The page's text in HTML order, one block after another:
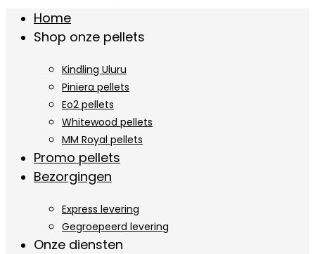
Home
Shop onze pellets
Kindling Uluru
Piniera pellets
Eo2 pellets
Whitewood pellets
MM Royal pellets
Promo pellets
Bezorgingen
Express levering
Gegroepeerd levering
Onze diensten